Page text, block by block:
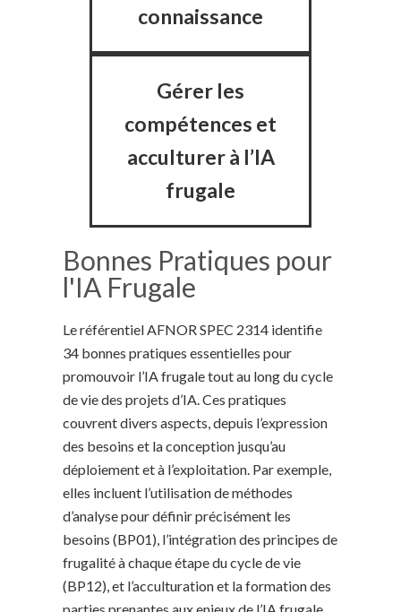
connaissance
Gérer les
compétences et
acculturer à l’IA
frugale
Bonnes Pratiques pour
l'IA Frugale
Le référentiel AFNOR SPEC 2314 identifie
34 bonnes pratiques essentielles pour
promouvoir l’IA frugale tout au long du cycle
de vie des projets d’IA. Ces pratiques
couvrent divers aspects, depuis l’expression
des besoins et la conception jusqu’au
déploiement et à l’exploitation. Par exemple,
elles incluent l’utilisation de méthodes
d’analyse pour définir précisément les
besoins (BP01), l’intégration des principes de
frugalité à chaque étape du cycle de vie
(BP12), et l’acculturation et la formation des